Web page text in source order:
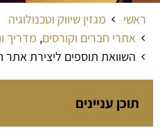
ראשי
מגזין שיווק וטכנולוגיה
אתרי חברים וקורסים, מדריך
השוואת תוספים ליצירת אתר
תוכן עניינים